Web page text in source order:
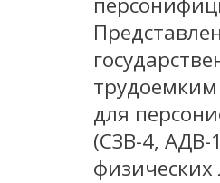
трудоемким
для
(СЗВ-4, АДВ-